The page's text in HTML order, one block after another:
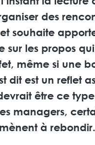
des
souhaite
sur les propos
même si une
dit est un reflet
être ce
managers,
à rebondir.